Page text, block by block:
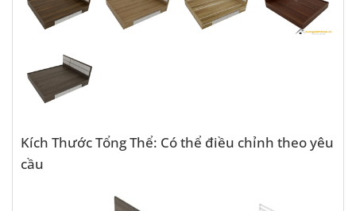
Kích Thước Tổng Thể: Có thể điều chỉnh theo yêu
cầu